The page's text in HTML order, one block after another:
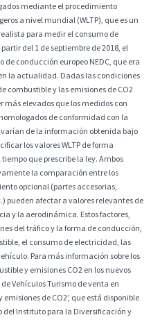
mediante el procedimiento
a nivel mundial (WLTP), que es un
para medir el consumo de
del 1 de septiembre de 2018, el
conducción europeo NEDC, que era
la actualidad. Dadas las condiciones
combustible y las emisiones de CO2
más elevados que los medidos con
de conformidad con la
de la información obtenida bajo
los valores WLTP de forma
que prescribe la ley. Ambos
la comparación entre los
opcional (partes accesorias,
pueden afectar a valores relevantes de
y la aerodinámica. Estos factores,
del tráfico y la forma de conducción,
el consumo de electricidad, las
Para más información sobre los
y emisiones CO2 en los nuevos
Vehículos Turismo de venta en
de CO2’, que está disponible
del Instituto para la Diversificación y